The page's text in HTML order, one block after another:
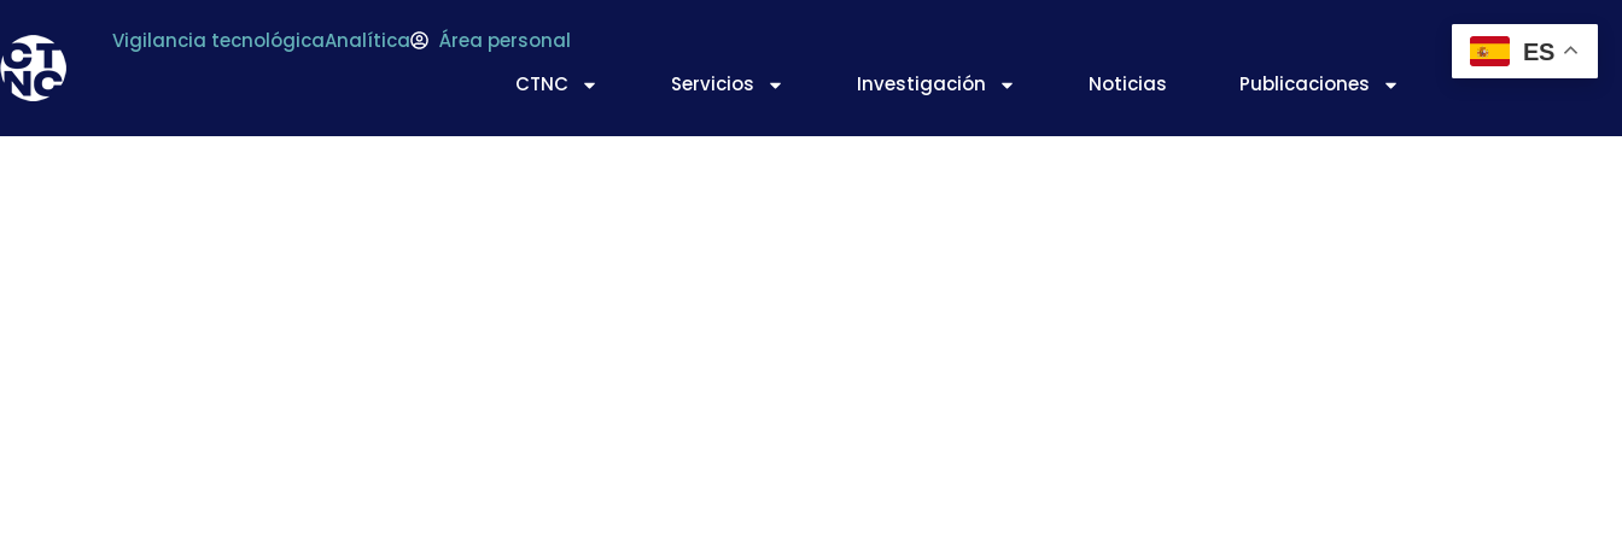
Vigilancia tecnológicaAnalítica
Área personal
CTNC
Servicios Investigación Noticias Publicaciones
ES